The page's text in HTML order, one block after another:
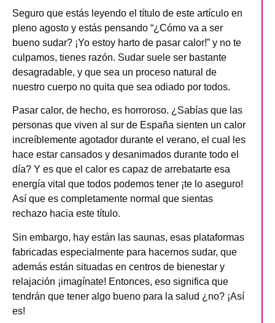
Seguro que estás leyendo el título de este artículo en
pleno agosto y estás pensando “¿Cómo va a ser
bueno sudar? ¡Yo estoy harto de pasar calor!” y no te
culpamos, tienes razón. Sudar suele ser bastante
desagradable, y que sea un proceso natural de
nuestro cuerpo no quita que sea odiado por todos.
Pasar calor, de hecho, es horroroso. ¿Sabías que las
personas que viven al sur de España sienten un calor
increíblemente agotador durante el verano, el cual les
hace estar cansados y desanimados durante todo el
día? Y es que el calor es capaz de arrebatarte esa
energía vital que todos podemos tener ¡te lo aseguro!
Así que es completamente normal que sientas
rechazo hacia este título.
Sin embargo, hay están las saunas, esas plataformas
fabricadas especialmente para hacernos sudar, que
además están situadas en centros de bienestar y
relajación ¡imagínate! Entonces, eso significa que
tendrán que tener algo bueno para la salud ¿no? ¡Así
es!